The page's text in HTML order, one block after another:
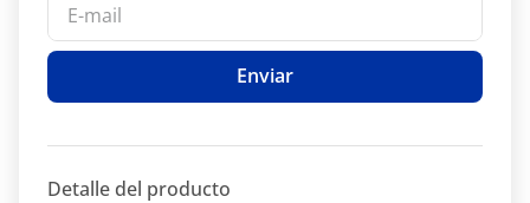
Enviar
Detalle del producto